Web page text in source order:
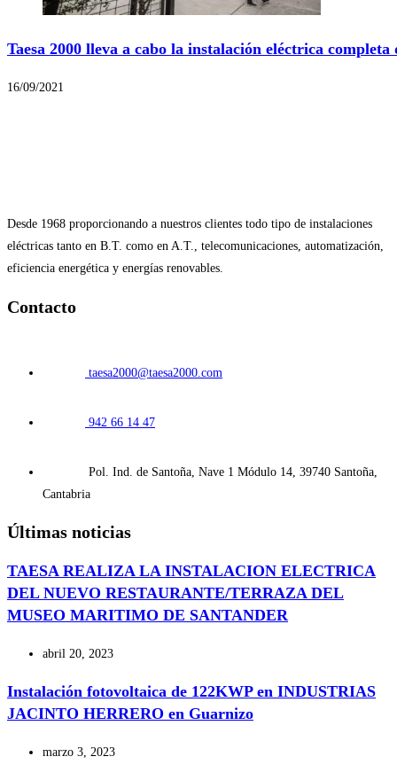
Taesa 2000 lleva a cabo la instalación eléctrica
16/09/2021
Desde 1968 proporcionando a nuestros clientes todo tipo de instalaciones
eléctricas tanto en B.T. como en A.T., telecomunicaciones, automatización,
eficiencia energética y energías renovables.
Contacto
taesa2000@taesa2000.com
942 66 14 47
Pol. Ind. de Santoña, Nave 1 Módulo 14, 39740 Santoña,
Cantabria
Últimas noticias
TAESA REALIZA LA INSTALACION ELECTRICA
DEL NUEVO RESTAURANTE/TERRAZA DEL
MUSEO MARITIMO DE SANTANDER
abril 20, 2023
Instalación fotovoltaica de 122KWP en INDUSTRIAS
JACINTO HERRERO en Guarnizo
marzo 3, 2023